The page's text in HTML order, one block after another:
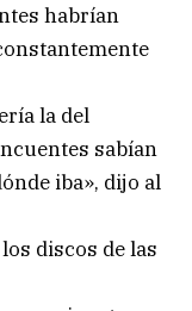
habrían
la del
sabían
iba», dijo al
discos de las